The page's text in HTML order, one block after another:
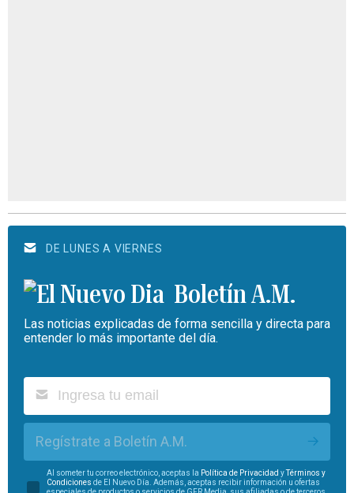
DE LUNES A VIERNES
Boletín A.M.
Las noticias explicadas de forma sencilla y directa para
entender lo más importante del día.
Regístrate a Boletín A.M.
Al someter tu correo electrónico, aceptas la Política de Privacidad yTérminos y
Condiciones de El Nuevo Día. Además, aceptas recibir información u ofertas